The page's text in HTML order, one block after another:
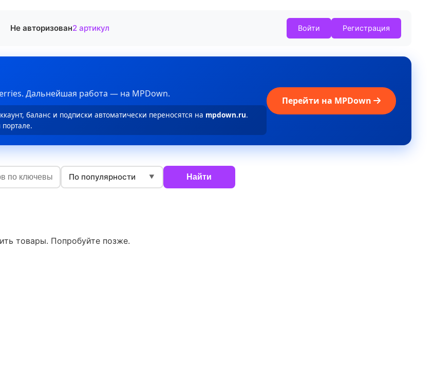
Не авторизован2 артикул Войти Регистрация
Дальнейшая работа — на MPDown.
баланс и подписки автоматически переносятся на mpdown.ru.
Перейти на MPDown
По популярности ▼ Найти
товары. Попробуйте позже.